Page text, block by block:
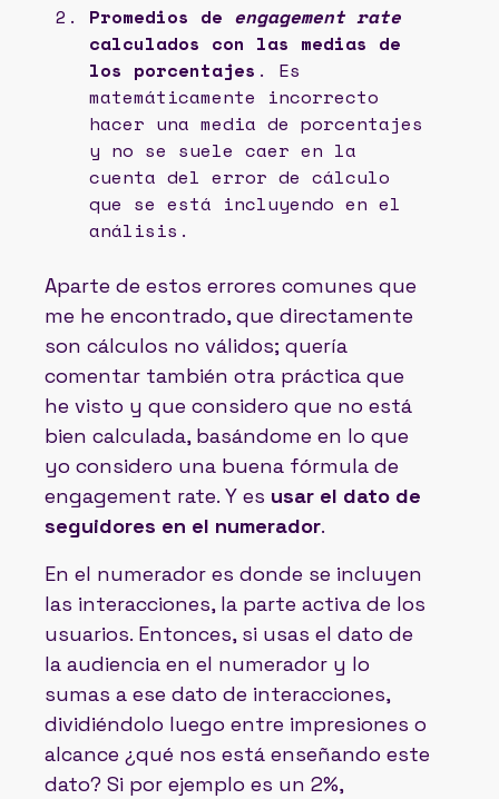
Promedios de engagement rate
calculados con las medias de
los porcentajes . Es
matemáticamente incorrecto
hacer una media de porcentajes
y no se suele caer en la
cuenta del error de cálculo
que se está incluyendo en el
análisis.
Aparte de estos errores comunes que
me he encontrado, que directamente
son cálculos no válidos; quería
comentar también otra práctica que
he visto y que considero que no está
bien calculada, basándome en lo que
yo considero una buena fórmula de
engagement rate. Y es usar el dato de
seguidores en el numerador.
En el numerador es donde se incluyen
las interacciones, la parte activa de los
usuarios. Entonces, si usas el dato de
la audiencia en el numerador y lo
sumas a ese dato de interacciones,
dividiéndolo luego entre impresiones o
alcance ¿qué nos está enseñando este
dato? Si por ejemplo es un 2%,